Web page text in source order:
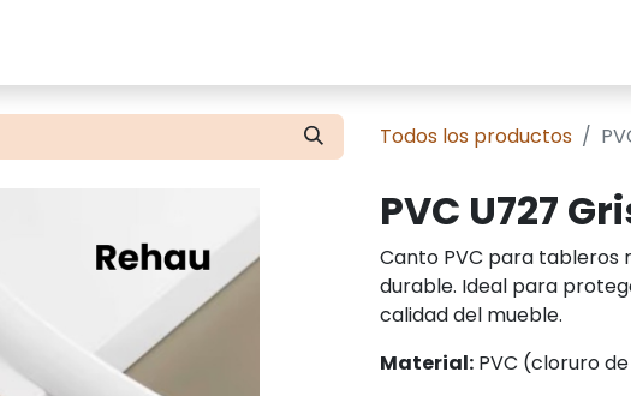
Todos los productos
PVC U727
Canto PVC para tableros
durable. Ideal para
calidad del mueble.
Material: PVC (cloruro